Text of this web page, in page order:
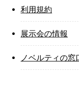
利用規約
展示会の情報
ノベルティの窓